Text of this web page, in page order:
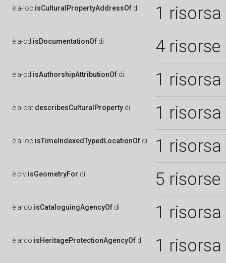
è a-loc:isCulturalPropertyAddressOf di 1 risorsa
è a-cd:isDocumentationOf di 4 risorse
è a-cd:isAuthorshipAttributionOf di 1 risorsa
è a-cat:describesCulturalProperty di 1 risorsa
è a-loc:isTimeIndexedTypedLocationOf di 1 risorsa
è clv:isGeometryFor di 5 risorse
è arco:isCataloguingAgencyOf di 1 risorsa
è arco:isHeritageProtectionAgencyOf di 1 risorsa